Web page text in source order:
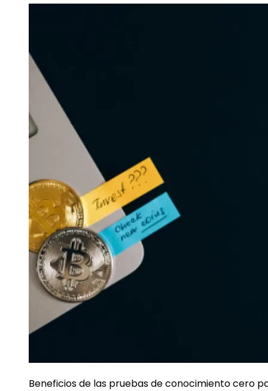
Beneficios de las pruebas de conocimiento cero